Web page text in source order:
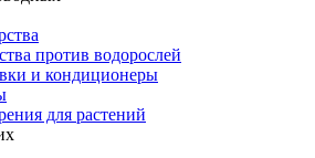
против водорослей
и кондиционеры
для растений